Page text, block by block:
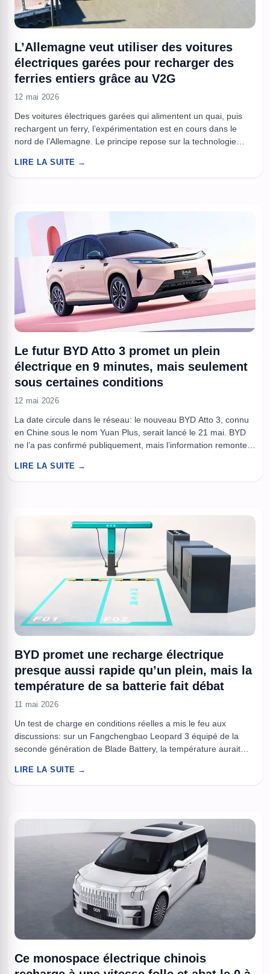
L’Allemagne veut utiliser des voitures
électriques garées pour recharger des
ferries entiers grâce au V2G
12 mai 2026
Des voitures électriques garées qui alimentent un quai, puis
rechargent un ferry, l’expérimentation est en cours dans le
nord de l’Allemagne. Le principe repose sur la technologie
renvoyer de l’électricité vers une infrastructure locale, au lieu
LIRE LA SUITE →
Le futur BYD Atto 3 promet un plein
électrique en 9 minutes, mais seulement
sous certaines conditions
12 mai 2026
La date circule dans le réseau: le nouveau BYD Atto 3, connu
en Chine sous le nom Yuan Plus, serait lancé le 21 mai. BYD
ne l’a pas confirmé publiquement, mais l’information remonte
probable” pour la version à flash charging. Le modèle a déjà
LIRE LA SUITE →
BYD promet une recharge électrique
presque aussi rapide qu’un plein, mais la
température de sa batterie fait débat
11 mai 2026
Un test de charge en conditions réelles a mis le feu aux
discussions: sur un Fangchengbao Leopard 3 équipé de la
seconde génération de Blade Battery, la température aurait
charge ultra-rapide de type mégawatt. Le chiffre circule parce
LIRE LA SUITE →
Ce monospace électrique chinois